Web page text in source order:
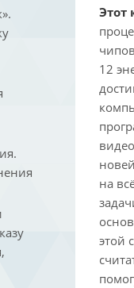
Этот
12
на
этой